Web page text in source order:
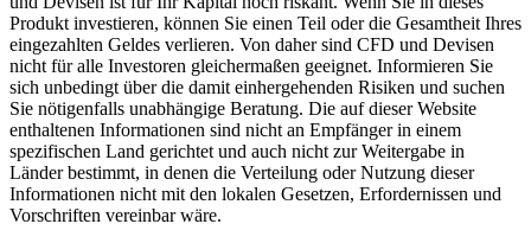
Produkt investieren, können Sie einen Teil oder die Gesamtheit Ihres
eingezahlten Geldes verlieren. Von daher sind CFD und Devisen
nicht für alle Investoren gleichermaßen geeignet. Informieren Sie
sich unbedingt über die damit einhergehenden Risiken und suchen
Sie nötigenfalls unabhängige Beratung. Die auf dieser Website
enthaltenen Informationen sind nicht an Empfänger in einem
spezifischen Land gerichtet und auch nicht zur Weitergabe in
Länder bestimmt, in denen die Verteilung oder Nutzung dieser
Informationen nicht mit den lokalen Gesetzen, Erfordernissen und
Vorschriften vereinbar wäre.